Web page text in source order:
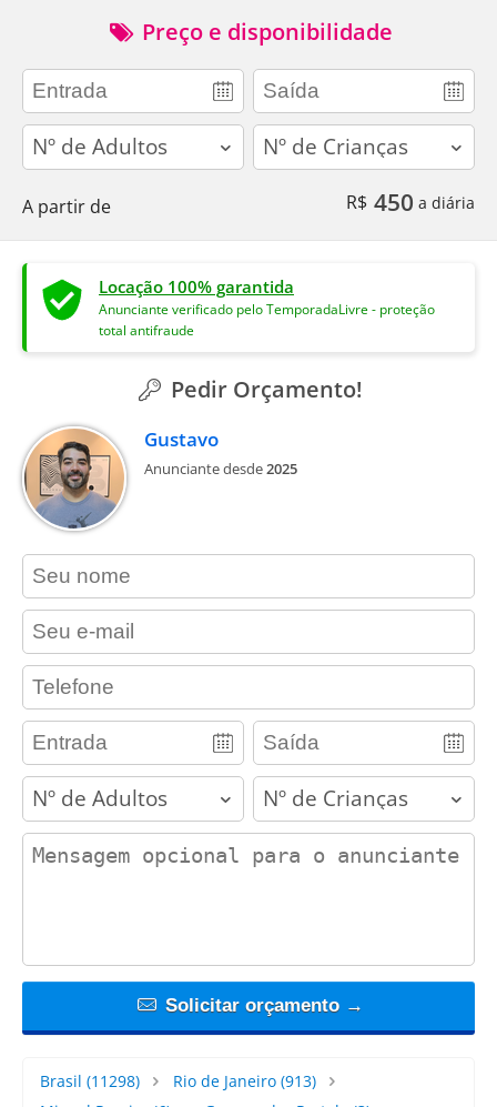
Preço e disponibilidade
adults children
A partir de R$ 450 a diária
Locação 100% garantida
Anunciante verificado pelo TemporadaLivre - proteção
total antifraude
Pedir Orçamento!
Gustavo
Anunciante desde2025
contact_name
contact_email
contact_phone
adults children
contact_message
Solicitar orçamento →
Brasil (11298) Rio de Janeiro(913)